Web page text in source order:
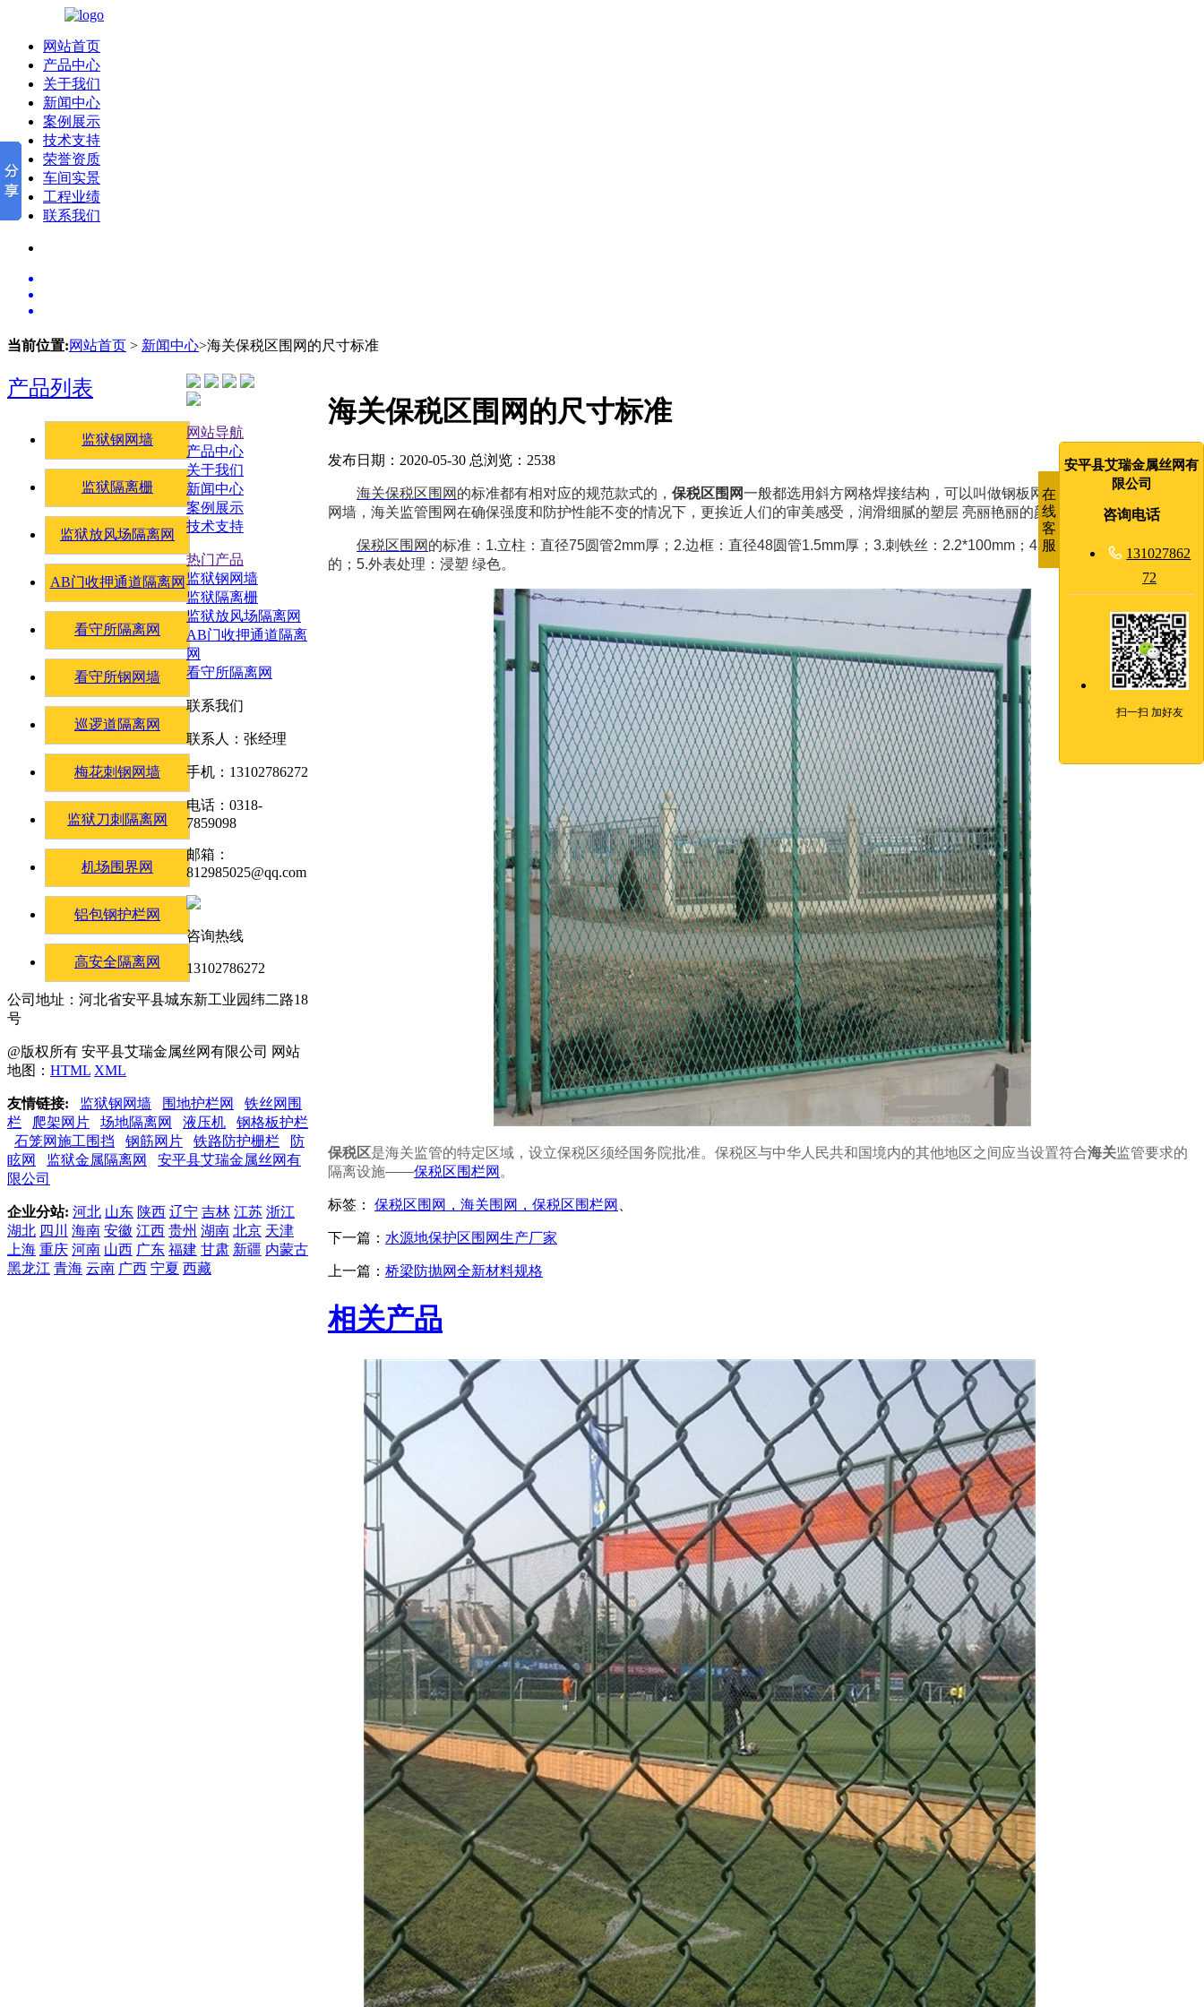
网站首页
产品中心
关于我们
新闻中心
案例展示
技术支持
荣誉资质
车间实景
工程业绩
联系我们
当前位置:网站首页 > 新闻中心>海关保税区围网的尺寸标准
产品列表
监狱钢网墙
监狱隔离栅
监狱放风场隔离网
AB门收押通道隔离网
看守所隔离网
看守所钢网墙
巡逻道隔离网
梅花刺钢网墙
监狱刀刺隔离网
机场围界网
铝包钢护栏网
高安全隔离网
海关保税区围网的尺寸标准
发布日期：2020-05-30 总浏览： 2538
海关保税区围网 的标准都有相对应的规范款式的， 保税区围网一般都选用斜方网格焊接结构，可以叫做钢板网护栏,是一种新兴的阻隔
网墙，海关监管围网在确保强度和防护性能不变的情况下，更挨近人们的审美感受，润滑细腻的塑层 亮丽艳丽的颜色，装饰性好。
保税区围网 的标准：1.立柱：直径75圆管2mm厚；2.边框：直径48圆管1.5mm厚；3.刺铁丝：2.2*100mm；4.钢板网：100*50*4.5mm
的；5.外表处理：浸塑 绿色。
保税区是海关监管的特定区域，设立保税区须经国务院批准。保税区与中华人民共和国境内的其他地区之间应当设置符合海关监管要求的
隔离设施——保税区围栏网 。
标签： 保税区围网，海关围网，保税区围栏网
下一篇： 水源地保护区围网生产厂家
上一篇： 桥梁防抛网全新材料规格
相关产品
网站导航
产品中心
关于我们
新闻中心
案例展示
技术支持
热门产品
监狱钢网墙
监狱隔离栅
监狱放风场隔离网
AB门收押通道隔离
网
看守所隔离网
联系我们
联系人：张经理
手机：13102786272
电话：0318-
7859098
邮箱：
812985025@qq.com
咨询热线
13102786272
公司地址：河北省安平县城东新工业园纬二路18
号
@版权所有 安平县艾瑞金属丝网有限公司 网站
地图： HTML XML
友情链接: 监狱钢网墙 围地护栏网
铁丝网围
栏
爬架网片 场地隔离网 液压机
钢格板护栏
石笼网施工围挡
钢筋网片 铁路防护栅栏
防
眩网
监狱金属隔离网
安平县艾瑞金属丝网有
限公司
企业分站: 河北 山东 陕西 辽宁 吉林 江苏 浙江
湖北 四川 海南 安徽 江西 贵州 湖南 北京 天津
上海 重庆 河南 山西 广东 福建 甘肃 新疆 内蒙古
黑龙江 青海 云南 广西 宁夏 西藏
在
线
客
服
安平县艾瑞金属丝网有
限公司
咨询电话
 131027862
72
扫一扫 加好友